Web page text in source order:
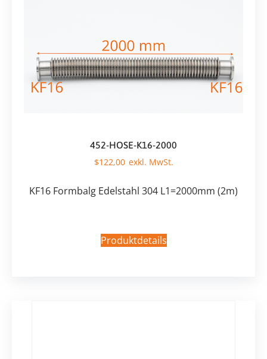
452-HOSE-K16-2000
$122,00
KF16 Formbalg Edelstahl 304 L1=2000mm (2m)
Produktdetails